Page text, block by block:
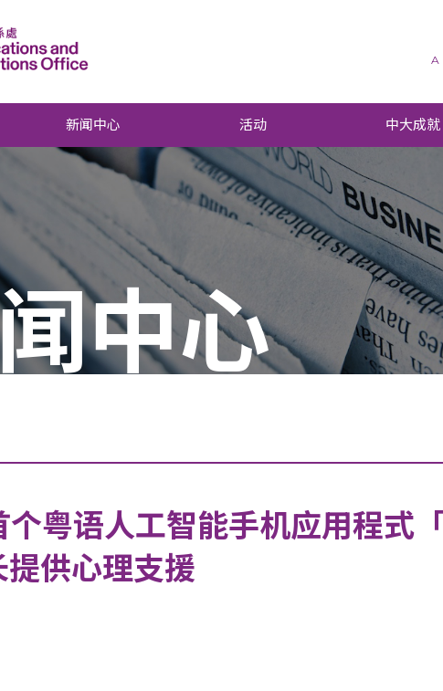
A
新闻中心 活动 中大成就
中心
粤语人工智能手机应用程式「
供心理支援